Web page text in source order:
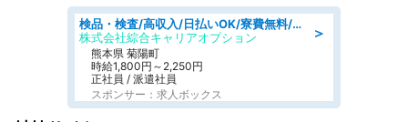
＞
検品・検査/高収入/日払いOK/寮費無料/日勤/20・30・40代活躍中
株式会社綜合キャリアオプション
熊本県 菊陽町
時給1,800円～2,250円
正社員 / 派遣社員
スポンサー：求人ボックス